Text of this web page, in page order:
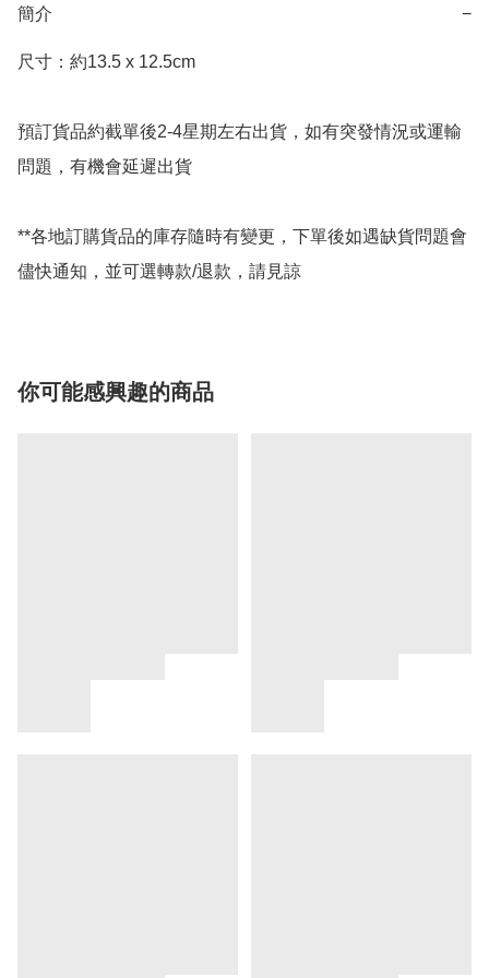
簡介 −
尺寸：約13.5 x 12.5cm
預訂貨品約截單後2-4星期左右出貨，如有突發情況或運輸
問題，有機會延遲出貨
**各地訂購貨品的庫存隨時有變更，下單後如遇缺貨問題會
儘快通知，並可選轉款/退款，請見諒
你可能感興趣的商品